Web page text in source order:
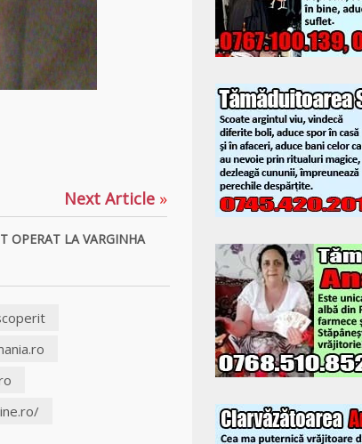
Next Article »
OPERAT LA VARGINHA